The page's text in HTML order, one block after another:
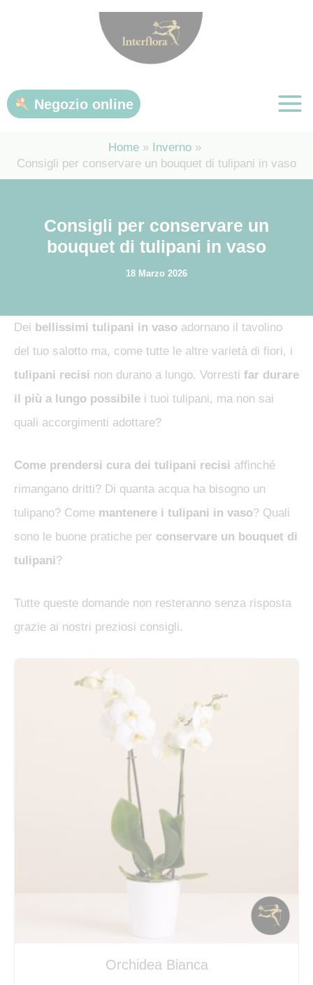
Negozio online
Home
Inverno
Consigli per conservare un bouquet di tulipani in vaso
Consigli per conservare un
bouquet di tulipani in vaso
18 Marzo 2026
Dei bellissimi tulipani in vaso adornano il tavolino
del tuo salotto ma, come tutte le altre varietà di fiori, i
tulipani recisi non durano a lungo. Vorresti far durare
il più a lungo possibile i tuoi tulipani, ma non sai
quali accorgimenti adottare?
Come prendersi cura dei tulipani recisi affinché
rimangano dritti? Di quanta acqua ha bisogno un
tulipano? Come mantenere i tulipani in vaso? Quali
sono le buone pratiche per conservare un bouquet di
tulipani?
Tutte queste domande non resteranno senza risposta
grazie ai nostri preziosi consigli.
Orchidea Bianca